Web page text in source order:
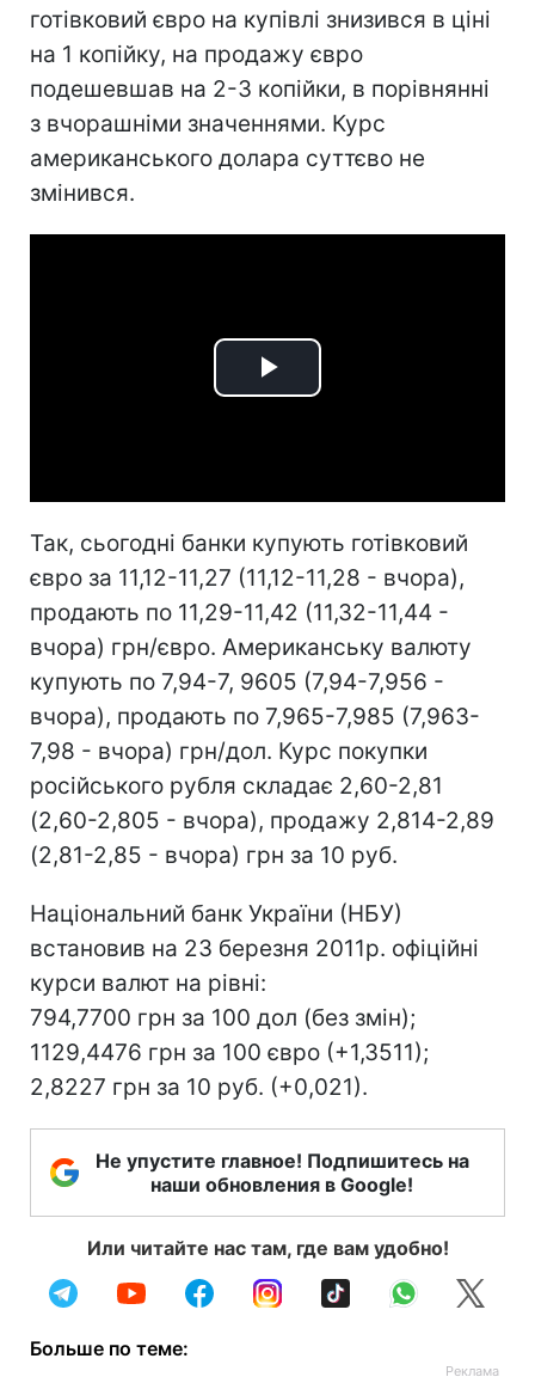
готівковий євро на купівлі знизився в ціні
на 1 копійку, на продажу євро
подешевшав на 2-3 копійки, в порівнянні
з вчорашніми значеннями. Курс
американського долара суттєво не
змінився.
Play
Так, сьогодні банки купують готівковий
євро за 11,12-11,27 (11,12-11,28 - вчора),
продають по 11,29-11,42 (11,32-11,44 -
вчора) грн/євро. Американську валюту
купують по 7,94-7, 9605 (7,94-7,956 -
вчора), продають по 7,965-7,985 (7,963-
7,98 - вчора) грн/дол. Курс покупки
російського рубля складає 2,60-2,81
(2,60-2,805 - вчора), продажу 2,814-2,89
(2,81-2,85 - вчора) грн за 10 руб.
Національний банк України (НБУ)
встановив на 23 березня 2011р. офіційні
курси валют на рівні:
794,7700 грн за 100 дол (без змін);
1129,4476 грн за 100 євро (+1,3511);
2,8227 грн за 10 руб. (+0,021).
Не упустите главное! Подпишитесь на
наши обновления в Google!
Или читайте нас там, где вам удобно!
Больше по теме: